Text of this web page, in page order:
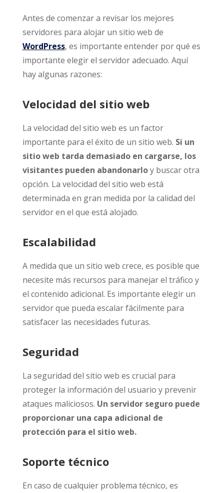
Antes de comenzar a revisar los mejores
servidores para alojar un sitio web de
WordPress, es importante entender por qué es
importante elegir el servidor adecuado. Aquí
hay algunas razones:
Velocidad del sitio web
La velocidad del sitio web es un factor
importante para el éxito de un sitio web. Si un
sitio web tarda demasiado en cargarse, los
visitantes pueden abandonarloy buscar otra
opción. La velocidad del sitio web está
determinada en gran medida por la calidad del
servidor en el que está alojado.
Escalabilidad
A medida que un sitio web crece, es posible que
necesite más recursos para manejar el tráfico y
el contenido adicional. Es importante elegir un
servidor que pueda escalar fácilmente para
satisfacer las necesidades futuras.
Seguridad
La seguridad del sitio web es crucial para
proteger la información del usuario y prevenir
ataques maliciosos. Un servidor seguro puede
proporcionar una capa adicional de
protección para el sitio web.
Soporte técnico
En caso de cualquier problema técnico, es